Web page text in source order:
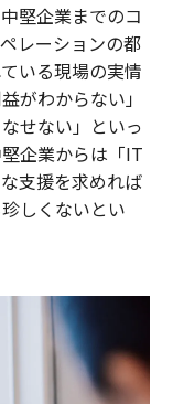
堅企業までのコ
レーションの都
いる現場の実情
がわからない」
せない」といっ
企業からは「IT
支援を求めれば
しくないとい